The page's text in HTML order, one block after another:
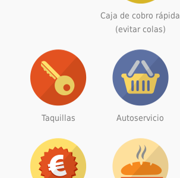
Caja de cobro rápida
(evitar colas)
Taquillas Autoservicio